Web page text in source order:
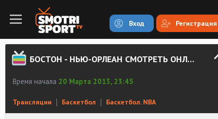
Вход Регистрация
БОСТОН - НЬЮ-ОРЛЕАН СМОТРЕТЬ ОНЛАЙН
Время начала 20 Марта 2013, 23:45
Трансляции Баскетбол Баскетбол. NBA